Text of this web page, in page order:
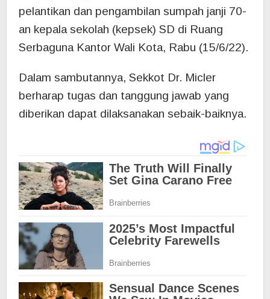
pelantikan dan pengambilan sumpah janji 70-
an kepala sekolah (kepsek) SD di Ruang
Serbaguna Kantor Wali Kota, Rabu (15/6/22).
Dalam sambutannya, Sekkot Dr. Micler
berharap tugas dan tanggung jawab yang
diberikan dapat dilaksanakan sebaik-baiknya.